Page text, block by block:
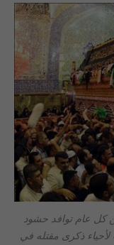
كل عام توافد حشود
ذكرى مقتله في